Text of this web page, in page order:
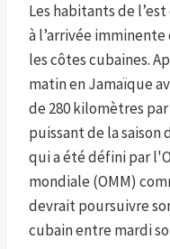
Les habitants de
à l’arrivée
les côtes cubaines.
matin en Jamaïque
de 280 kilomètres
puissant de la
qui a été défini par
mondiale (OMM)
devrait poursuivre
cubain entre mardi